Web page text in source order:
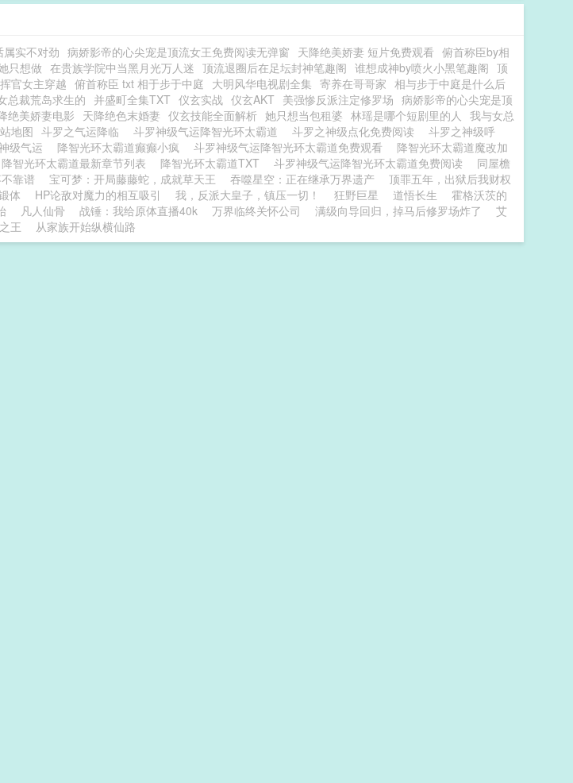
属实不对劲 病娇影帝的心尖宠是顶流女王免费阅读无弹窗 天降绝美娇妻 短片免费观看 俯首称臣by相
只想做 在贵族学院中当黑月光万人迷 顶流退圈后在足坛封神笔趣阁 谁想成神by喷火小黑笔趣阁 顶
官女主穿越 俯首称臣 txt 相于步于中庭 大明风华电视剧全集 寄养在哥哥家 相与步于中庭是什么后
总裁荒岛求生的 并盛町全集TXT 仪玄实战 仪玄AKT 美强惨反派注定修罗场 病娇影帝的心尖宠是顶
绝美娇妻电影 天降绝色末婚妻 仪玄技能全面解析 她只想当包租婆 林瑶是哪个短剧里的人 我与女总
地图 斗罗之气运降临 斗罗神级气运降智光环太霸道 斗罗之神级点化免费阅读
斗罗之神级呼
级气运 降智光环太霸道癫癫小疯 斗罗神级气运降智光环太霸道免费观看
降智光环太霸道魔改加
降智光环太霸道最新章节列表 降智光环太霸道TXT 斗罗神级气运降智光环太霸道免费阅读
同屋檐
靠谱 宝可梦：开局藤藤蛇，成就草天王 吞噬星空：正在继承万界遗产
顶罪五年，出狱后我财权
体 HP论敌对魔力的相互吸引 我，反派大皇子，镇压一切！ 狂野巨星 道悟长生
霍格沃茨的
凡人仙骨 战锤：我给原体直播40k 万界临终关怀公司 满级向导回归，掉马后修罗场炸了
艾
王 从家族开始纵横仙路